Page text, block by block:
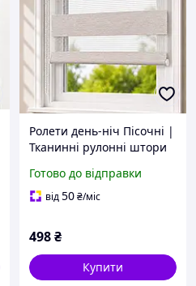
Ролети день-ніч Пісочні |
Тканинні рулонні штори
дому, офісу та магазину
Готово до відправки
від50₴/міс
498₴
Купити